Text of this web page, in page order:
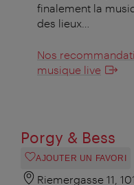
finalement la
des lieux…
Nos
musique live
Porgy & Bess
AJOUTER UN FAVORI
Riemergasse 11,